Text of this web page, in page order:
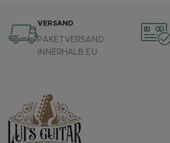
VERSAND
PAKETVERSAND
INNERHALB EU